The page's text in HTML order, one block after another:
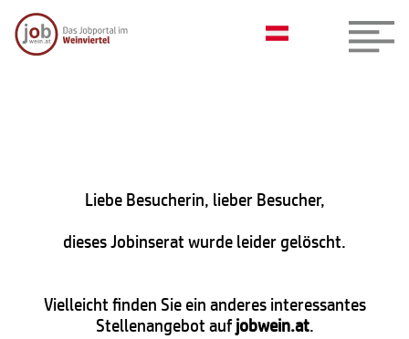
Liebe Besucherin, lieber Besucher,
dieses Jobinserat wurde leider gelöscht.
Vielleicht finden Sie ein anderes interessantes
Stellenangebot aufjobwein.at.